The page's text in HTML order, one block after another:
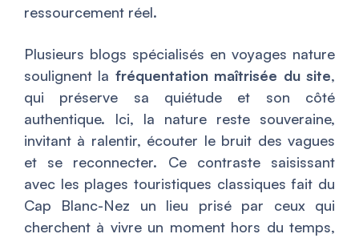
ressourcement réel.
Plusieurs blogs spécialisés en voyages nature
soulignent la fréquentation maîtrisée du site,
qui préserve sa quiétude et son côté
authentique. Ici, la nature reste souveraine,
invitant à ralentir, écouter le bruit des vagues
et se reconnecter. Ce contraste saisissant
avec les plages touristiques classiques fait du
Cap Blanc-Nez un lieu prisé par ceux qui
cherchent à vivre un moment hors du temps,